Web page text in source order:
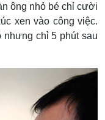
ông nhỏ bé chỉ cười
xen vào công việc.
chỉ 5 phút sau